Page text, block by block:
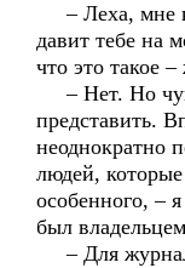
– Леха, мне
давит тебе на
что это такое
– Нет. Но
представить.
неоднократно
людей,
особенного, –
был
– Для